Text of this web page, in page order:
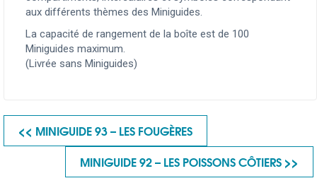
aux différents thèmes des Miniguides.
La capacité de rangement de la boîte est de 100
Miniguides maximum.
(Livrée sans Miniguides)
<< MINIGUIDE 93 – LES FOUGÈRES
MINIGUIDE 92 – LES POISSONS CÔTIERS >>